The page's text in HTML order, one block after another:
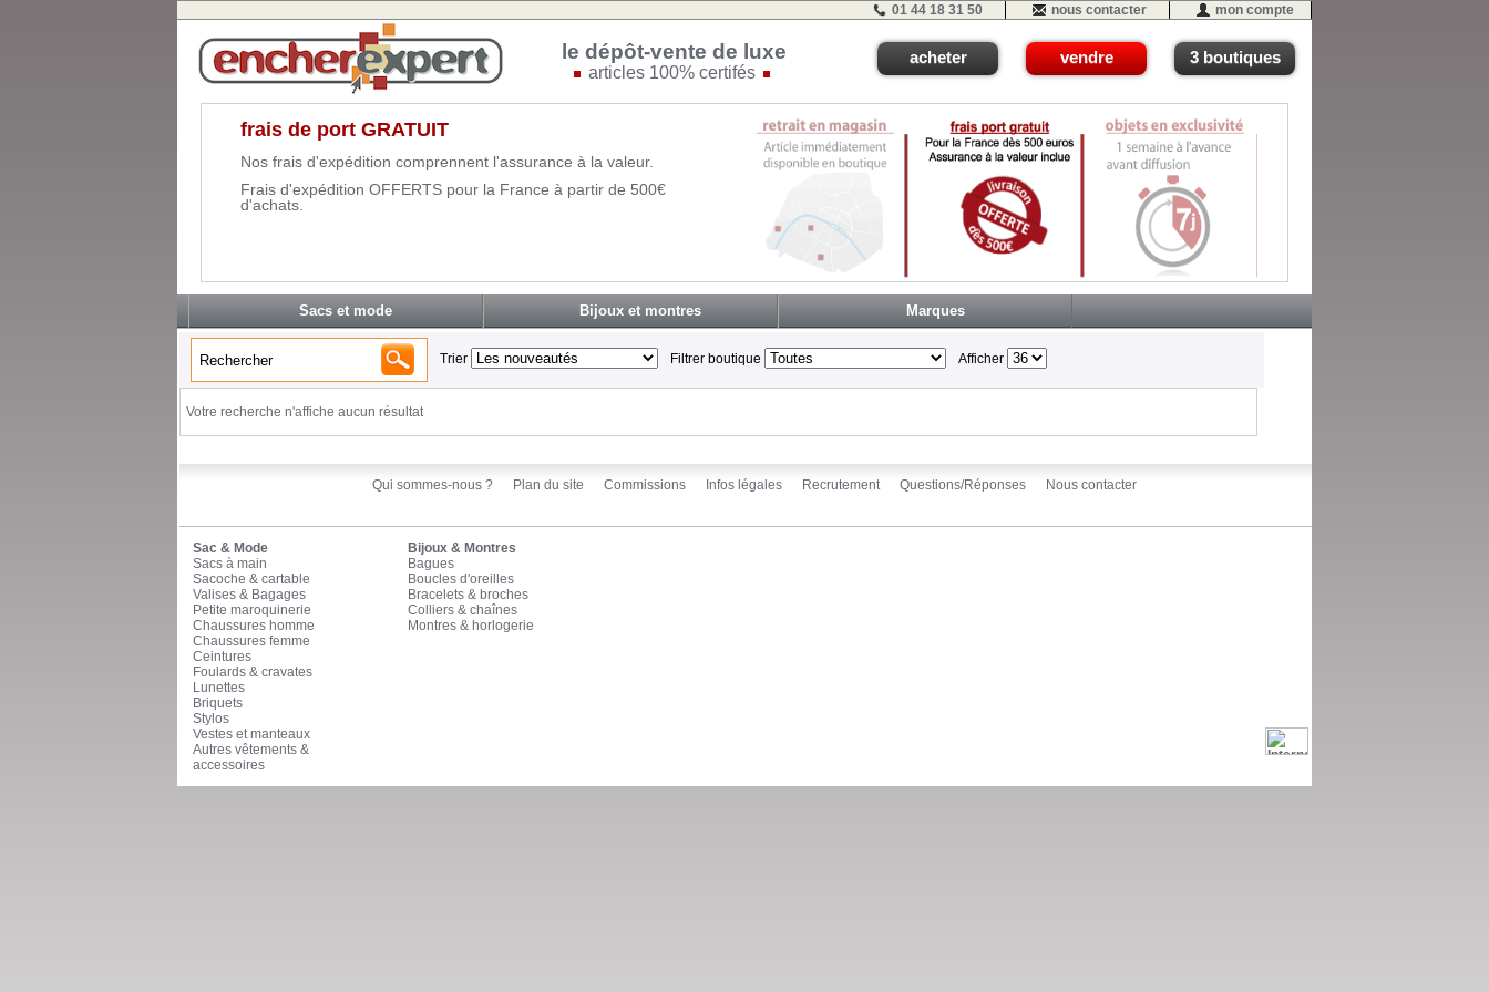
01 44 18 31 50 nous contacter mon compte
le dépôt-vente de luxe
articles 100% certifés
acheter vendre 3 boutiques
frais de port GRATUIT
Nos frais d'expédition comprennent l'assurance à la valeur.
Frais d'expédition OFFERTS pour la France à partir de 500€
d'achats.
Sacs et mode Bijoux et montres Marques
Trier Filtrer boutique Afficher
Votre recherche n'affiche aucun résultat
Qui sommes-nous ? Plan du site Commissions Infos légales Recrutement Questions/Réponses Nous contacter
Sac & Mode
Sacs à main
Sacoche & cartable
Valises & Bagages
Petite maroquinerie
Chaussures homme
Chaussures femme
Ceintures
Foulards & cravates
Lunettes
Briquets
Stylos
Vestes et manteaux
Autres vêtements &
accessoires
Bijoux & Montres
Bagues
Boucles d'oreilles
Bracelets & broches
Colliers & chaînes
Montres & horlogerie